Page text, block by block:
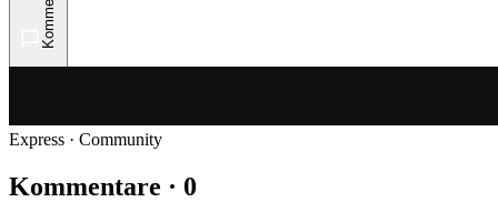
Express · Community
Kommentare · 0